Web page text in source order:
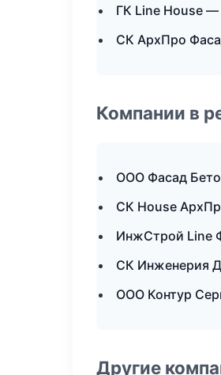
ГК Line House
СК АрхПро
Компании в
ООО Фасад
СК House
ИнжСтрой Line
СК Инженерия
ООО Контур
Другие